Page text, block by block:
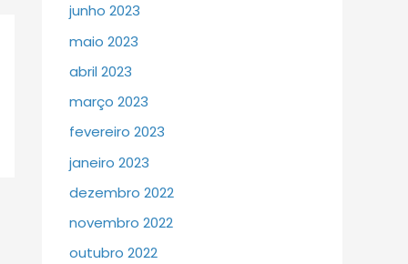
junho 2023
maio 2023
abril 2023
março 2023
fevereiro 2023
janeiro 2023
dezembro 2022
novembro 2022
outubro 2022